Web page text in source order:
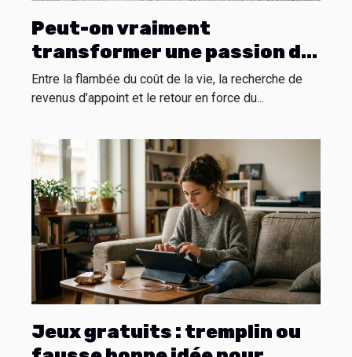
Peut-on vraiment
transformer une passion du
vélo en activité de location
rentable ?
Entre la flambée du coût de la vie, la recherche de
revenus d’appoint et le retour en force du...
Jeux gratuits : tremplin ou